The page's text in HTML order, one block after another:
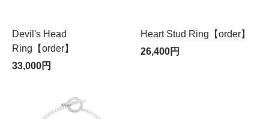
Devil's Head
Ring【order】
33,000円
Heart Stud Ring【order】
26,400円